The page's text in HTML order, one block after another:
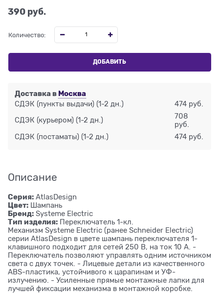
390 руб.
Количество:
ДОБАВИТЬ
Доставка в Москва
СДЭК (пункты выдачи) (1-2 дн.) 474 руб.
СДЭК (курьером) (1-2 дн.)
708
руб.
СДЭК (постаматы) (1-2 дн.) 474 руб.
Описание
Серия: AtlasDesign
Цвет: Шампань
Бренд: Systeme Electric
Тип изделия: Переключатель 1-кл.
Механизм Systeme Electric (ранее Schneider Electric)
серии AtlasDesign в цвете шампань переключателя 1-
клавишного подходит для сетей 250 В, на ток 10 А. -
Переключатель позволяют управлять одним источником
света с двух точек. - Лицевые детали из качественного
ABS-пластика, устойчивого к царапинам и УФ-
излучению. - Усиленные прямые монтажные лапки для
лучшей фиксации механизма в монтажной коробке.